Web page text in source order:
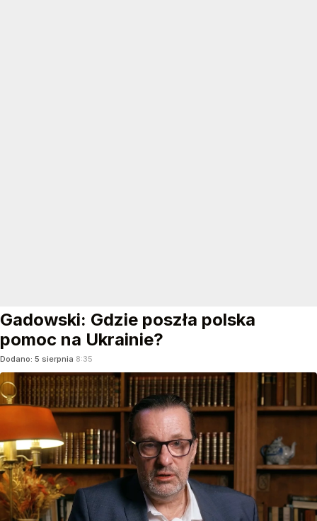
Gadowski: Gdzie poszła polska
pomoc na Ukrainie?
Dodano: 5 sierpnia 8:35